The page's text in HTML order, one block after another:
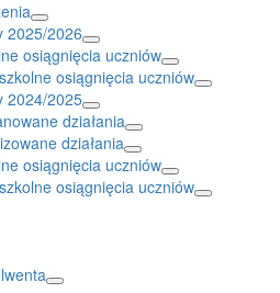
2025/2026
osiągnięcia uczniów
osiągnięcia uczniów
2024/2025
działania
działania
osiągnięcia uczniów
osiągnięcia uczniów